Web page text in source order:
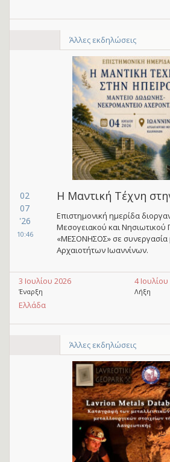
Άλλες εκδηλώσεις
02
07
'26
10:46
Η Μαντική Τέχνη
Επιστημονική ημερίδα
Μεσογειακού και Νησιωτικού
«ΜΕΣΟΝΗΣΟΣ» σε συνεργασία
Αρχαιοτήτων Ιωαννίνων.
3 Ιουλίου 2026
Έναρξη
4
Λήξη
Ελλάδα
Άλλες εκδηλώσεις